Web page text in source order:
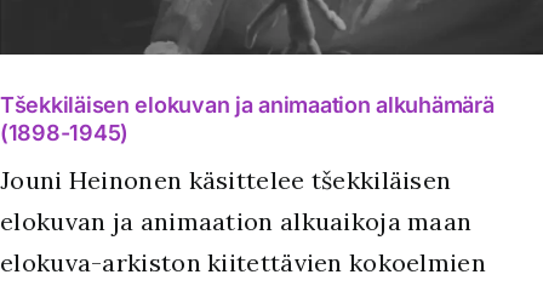
Tšekkiläisen elokuvan ja animaation alkuhämärä
(1898-1945)
Jouni Heinonen käsittelee tšekkiläisen
elokuvan ja animaation alkuaikoja maan
elokuva-arkiston kiitettävien kokoelmien